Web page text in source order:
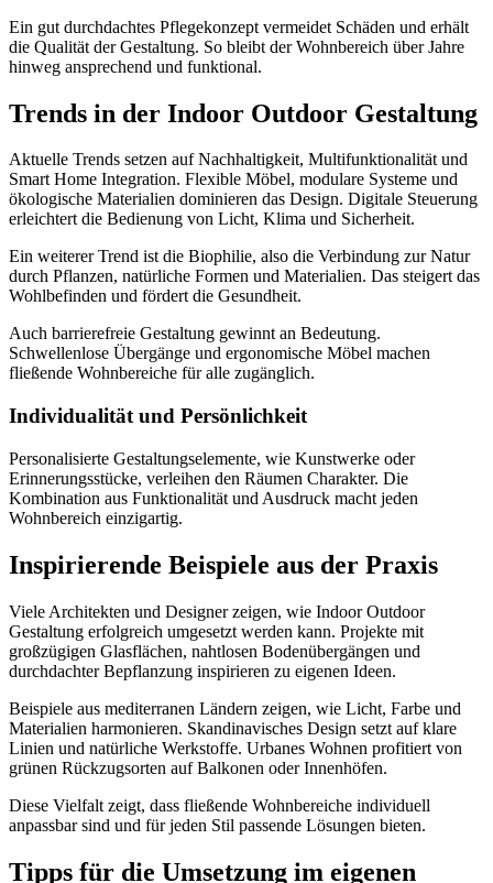
Ein gut durchdachtes Pflegekonzept vermeidet Schäden und erhält
die Qualität der Gestaltung. So bleibt der Wohnbereich über Jahre
hinweg ansprechend und funktional.
Trends in der Indoor Outdoor Gestaltung
Aktuelle Trends setzen auf Nachhaltigkeit, Multifunktionalität und
Smart Home Integration. Flexible Möbel, modulare Systeme und
ökologische Materialien dominieren das Design. Digitale Steuerung
erleichtert die Bedienung von Licht, Klima und Sicherheit.
Ein weiterer Trend ist die Biophilie, also die Verbindung zur Natur
durch Pflanzen, natürliche Formen und Materialien. Das steigert das
Wohlbefinden und fördert die Gesundheit.
Auch barrierefreie Gestaltung gewinnt an Bedeutung.
Schwellenlose Übergänge und ergonomische Möbel machen
fließende Wohnbereiche für alle zugänglich.
Individualität und Persönlichkeit
Personalisierte Gestaltungselemente, wie Kunstwerke oder
Erinnerungsstücke, verleihen den Räumen Charakter. Die
Kombination aus Funktionalität und Ausdruck macht jeden
Wohnbereich einzigartig.
Inspirierende Beispiele aus der Praxis
Viele Architekten und Designer zeigen, wie Indoor Outdoor
Gestaltung erfolgreich umgesetzt werden kann. Projekte mit
großzügigen Glasflächen, nahtlosen Bodenübergängen und
durchdachter Bepflanzung inspirieren zu eigenen Ideen.
Beispiele aus mediterranen Ländern zeigen, wie Licht, Farbe und
Materialien harmonieren. Skandinavisches Design setzt auf klare
Linien und natürliche Werkstoffe. Urbanes Wohnen profitiert von
grünen Rückzugsorten auf Balkonen oder Innenhöfen.
Diese Vielfalt zeigt, dass fließende Wohnbereiche individuell
anpassbar sind und für jeden Stil passende Lösungen bieten.
Tipps für die Umsetzung im eigenen